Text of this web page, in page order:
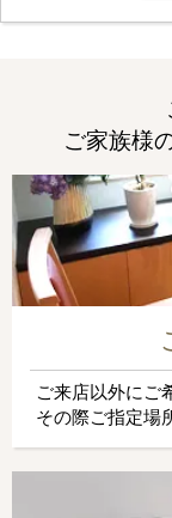
ご家族様
ご来店以外にご
その際ご指定場